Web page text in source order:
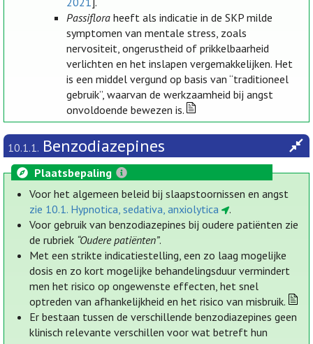
Passifloraheeft als indicatie in de SKP milde
symptomen van mentale stress, zoals
nervositeit, ongerustheid of prikkelbaarheid
verlichten en het inslapen vergemakkelijken. Het
is een middel vergund op basis van “traditioneel
gebruik”, waarvan de werkzaamheid bij angst
onvoldoende bewezen is.
10.1.1. Benzodiazepines
Plaatsbepaling
Voor het algemeen beleid bij slaapstoornissen en angst
zie 10.1. Hypnotica, sedativa, anxiolytica
.
Voor gebruik van benzodiazepines bij oudere patiënten zie
de rubriek “Oudere patiënten”.
Met een strikte indicatiestelling, een zo laag mogelijke
dosis en zo kort mogelijke behandelingsduur vermindert
men het risico op ongewenste effecten, het snel
optreden van afhankelijkheid en het risico van misbruik.
Er bestaan tussen de verschillende benzodiazepines geen
klinisch relevante verschillen voor wat betreft hun